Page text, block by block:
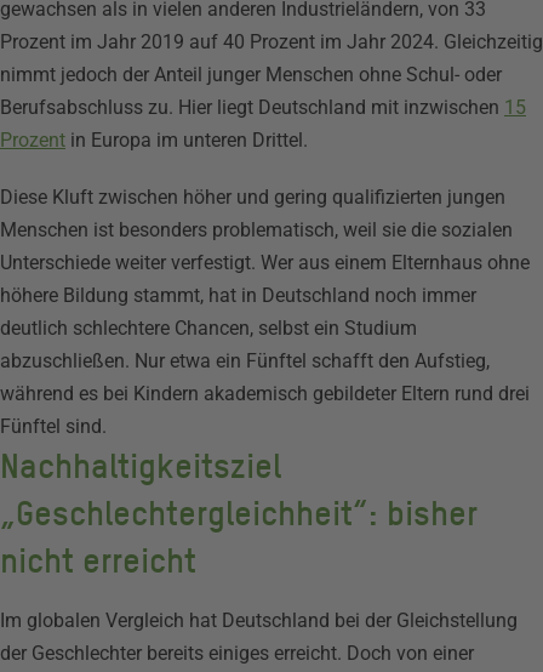
gewachsen als in vielen anderen Industrieländern, von 33
Prozent im Jahr 2019 auf 40 Prozent im Jahr 2024. Gleichzeitig
nimmt jedoch der Anteil junger Menschen ohne Schul- oder
Berufsabschluss zu. Hier liegt Deutschland mit inzwischen 15
Prozent in Europa im unteren Drittel.
Diese Kluft zwischen höher und gering qualifizierten jungen
Menschen ist besonders problematisch, weil sie die sozialen
Unterschiede weiter verfestigt. Wer aus einem Elternhaus ohne
höhere Bildung stammt, hat in Deutschland noch immer
deutlich schlechtere Chancen, selbst ein Studium
abzuschließen. Nur etwa ein Fünftel schafft den Aufstieg,
während es bei Kindern akademisch gebildeter Eltern rund drei
Fünftel sind.
Nachhaltigkeitsziel
„Geschlechtergleichheit“: bisher
nicht erreicht
Im globalen Vergleich hat Deutschland bei der Gleichstellung
der Geschlechter bereits einiges erreicht. Doch von einer